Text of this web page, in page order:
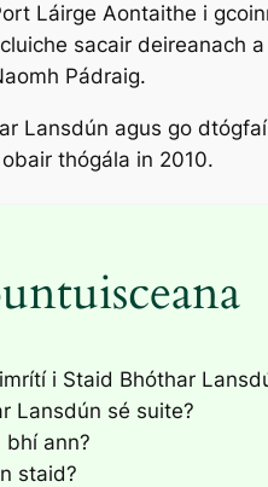
Láirge Aontaithe i
sacair deireanach
Pádraig.
Lansdún agus go
thógála in 2010.
i Staid Bhóthar
Lansdún sé suite?
bhí ann?
staid?